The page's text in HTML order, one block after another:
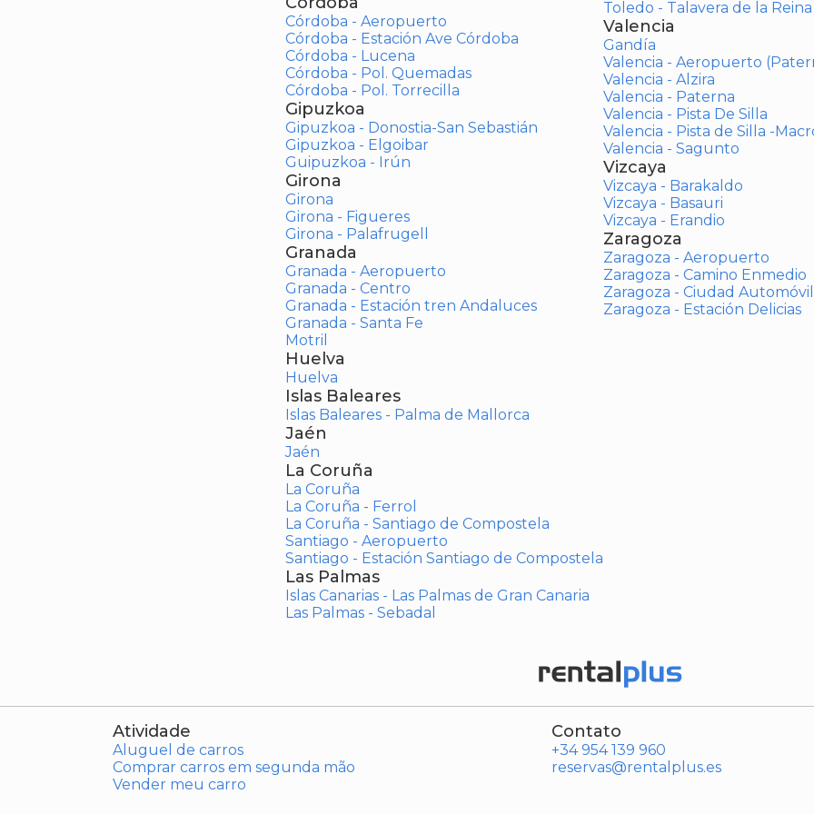
Córdoba - Aeropuerto
Córdoba - Estación Ave Córdoba
Córdoba - Lucena
Córdoba - Pol. Quemadas
Córdoba - Pol. Torrecilla
Gipuzkoa
Gipuzkoa - Donostia-San Sebastián
Gipuzkoa - Elgoibar
Guipuzkoa - Irún
Girona
Girona
Girona - Figueres
Girona - Palafrugell
Granada
Granada - Aeropuerto
Granada - Centro
Granada - Estación tren Andaluces
Granada - Santa Fe
Motril
Huelva
Huelva
Islas Baleares
Islas Baleares - Palma de Mallorca
Jaén
Jaén
La Coruña
La Coruña
La Coruña - Ferrol
La Coruña - Santiago de Compostela
Santiago - Aeropuerto
Santiago - Estación Santiago de Compostela
Las Palmas
Islas Canarias - Las Palmas de Gran Canaria
Las Palmas - Sebadal
Toledo - Talavera de la Reina
Valencia
Gandía
Valencia - Aeropuerto
Valencia - Alzira
Valencia - Paterna
Valencia - Pista De Silla
Valencia - Pista de Silla -
Valencia - Sagunto
Vizcaya
Vizcaya - Barakaldo
Vizcaya - Basauri
Vizcaya - Erandio
Zaragoza
Zaragoza - Aeropuerto
Zaragoza - Camino Enmedio
Zaragoza - Ciudad Automóvil
Zaragoza - Estación Delicias
Atividade
Aluguel de carros
Comprar carros em segunda mão
Vender meu carro
Contato
+34 954 139 960
reservas@rentalplus.es